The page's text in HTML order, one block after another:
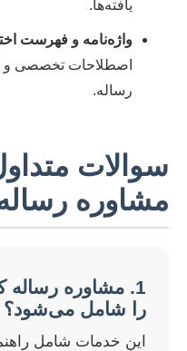
یافته‌ها.
واژه‌نامه و فهرست
اصطلاحات تخصصی و
رساله.
مشاوره
1. مشاوره رساله
را شامل می‌شود؟
این خدمات شامل